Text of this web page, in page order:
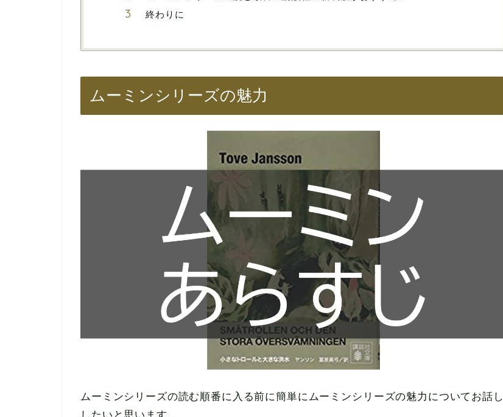
終わりに
ムーミンシリーズの魅力
ムーミンシリーズの読む順番に入る前に簡単にムーミンシリーズの魅力についてお話し